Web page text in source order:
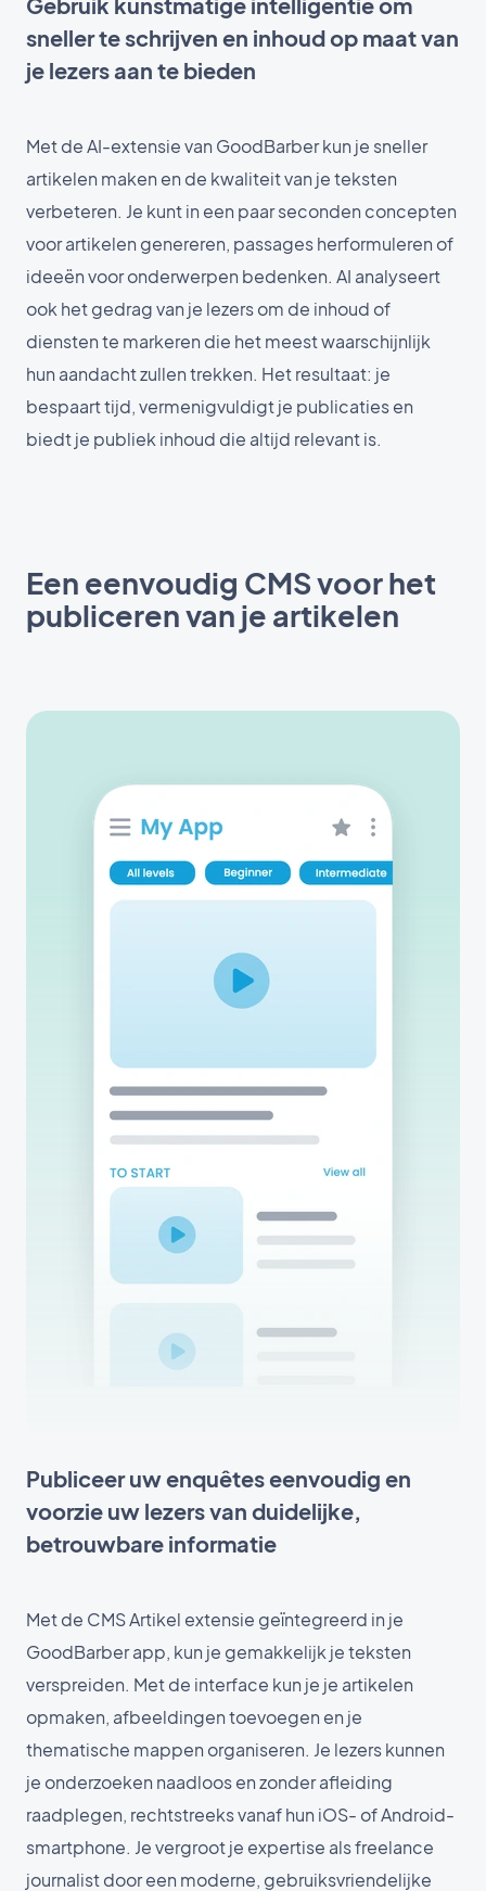
sneller te schrijven en inhoud op maat van
je lezers aan te bieden
Met de AI-extensie van GoodBarber kun je sneller
artikelen maken en de kwaliteit van je teksten
verbeteren. Je kunt in een paar seconden concepten
voor artikelen genereren, passages herformuleren of
ideeën voor onderwerpen bedenken. AI analyseert
ook het gedrag van je lezers om de inhoud of
diensten te markeren die het meest waarschijnlijk
hun aandacht zullen trekken. Het resultaat: je
bespaart tijd, vermenigvuldigt je publicaties en
biedt je publiek inhoud die altijd relevant is.
Een eenvoudig CMS voor het
publiceren van je artikelen
Publiceer uw enquêtes eenvoudig en
voorzie uw lezers van duidelijke,
betrouwbare informatie
Met de CMS Artikel extensie geïntegreerd in je
GoodBarber app, kun je gemakkelijk je teksten
verspreiden. Met de interface kun je je artikelen
opmaken, afbeeldingen toevoegen en je
thematische mappen organiseren. Je lezers kunnen
je onderzoeken naadloos en zonder afleiding
raadplegen, rechtstreeks vanaf hun iOS- of Android-
smartphone. Je vergroot je expertise als freelance
journalist door een moderne, gebruiksvriendelijke